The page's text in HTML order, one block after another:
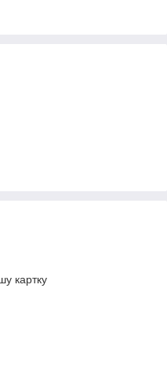
картку